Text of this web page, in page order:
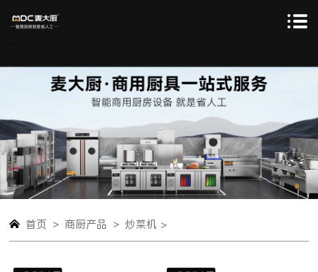
首页 > 商厨产品 > 炒菜机 >